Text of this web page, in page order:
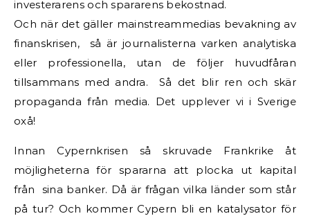
investerarens och spararens bekostnad.
Och när det gäller mainstreammedias bevakning av
finanskrisen, så är journalisterna varken analytiska
eller professionella, utan de följer huvudfåran
tillsammans med andra. Så det blir ren och skär
propaganda från media. Det upplever vi i Sverige
oxå!
Innan Cypernkrisen så skruvade Frankrike åt
möjligheterna för spararna att plocka ut kapital
från sina banker. Då är frågan vilka länder som står
på tur? Och kommer Cypern bli en katalysator för